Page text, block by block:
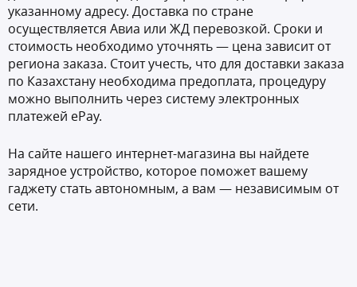
указанному адресу. Доставка по стране
осуществляется Авиа или ЖД перевозкой. Сроки и
стоимость необходимо уточнять — цена зависит от
региона заказа. Стоит учесть, что для доставки заказа
по Казахстану необходима предоплата, процедуру
можно выполнить через систему электронных
платежей ePay.
На сайте нашего интернет-магазина вы найдете
зарядное устройство, которое поможет вашему
гаджету стать автономным, а вам — независимым от
сети.